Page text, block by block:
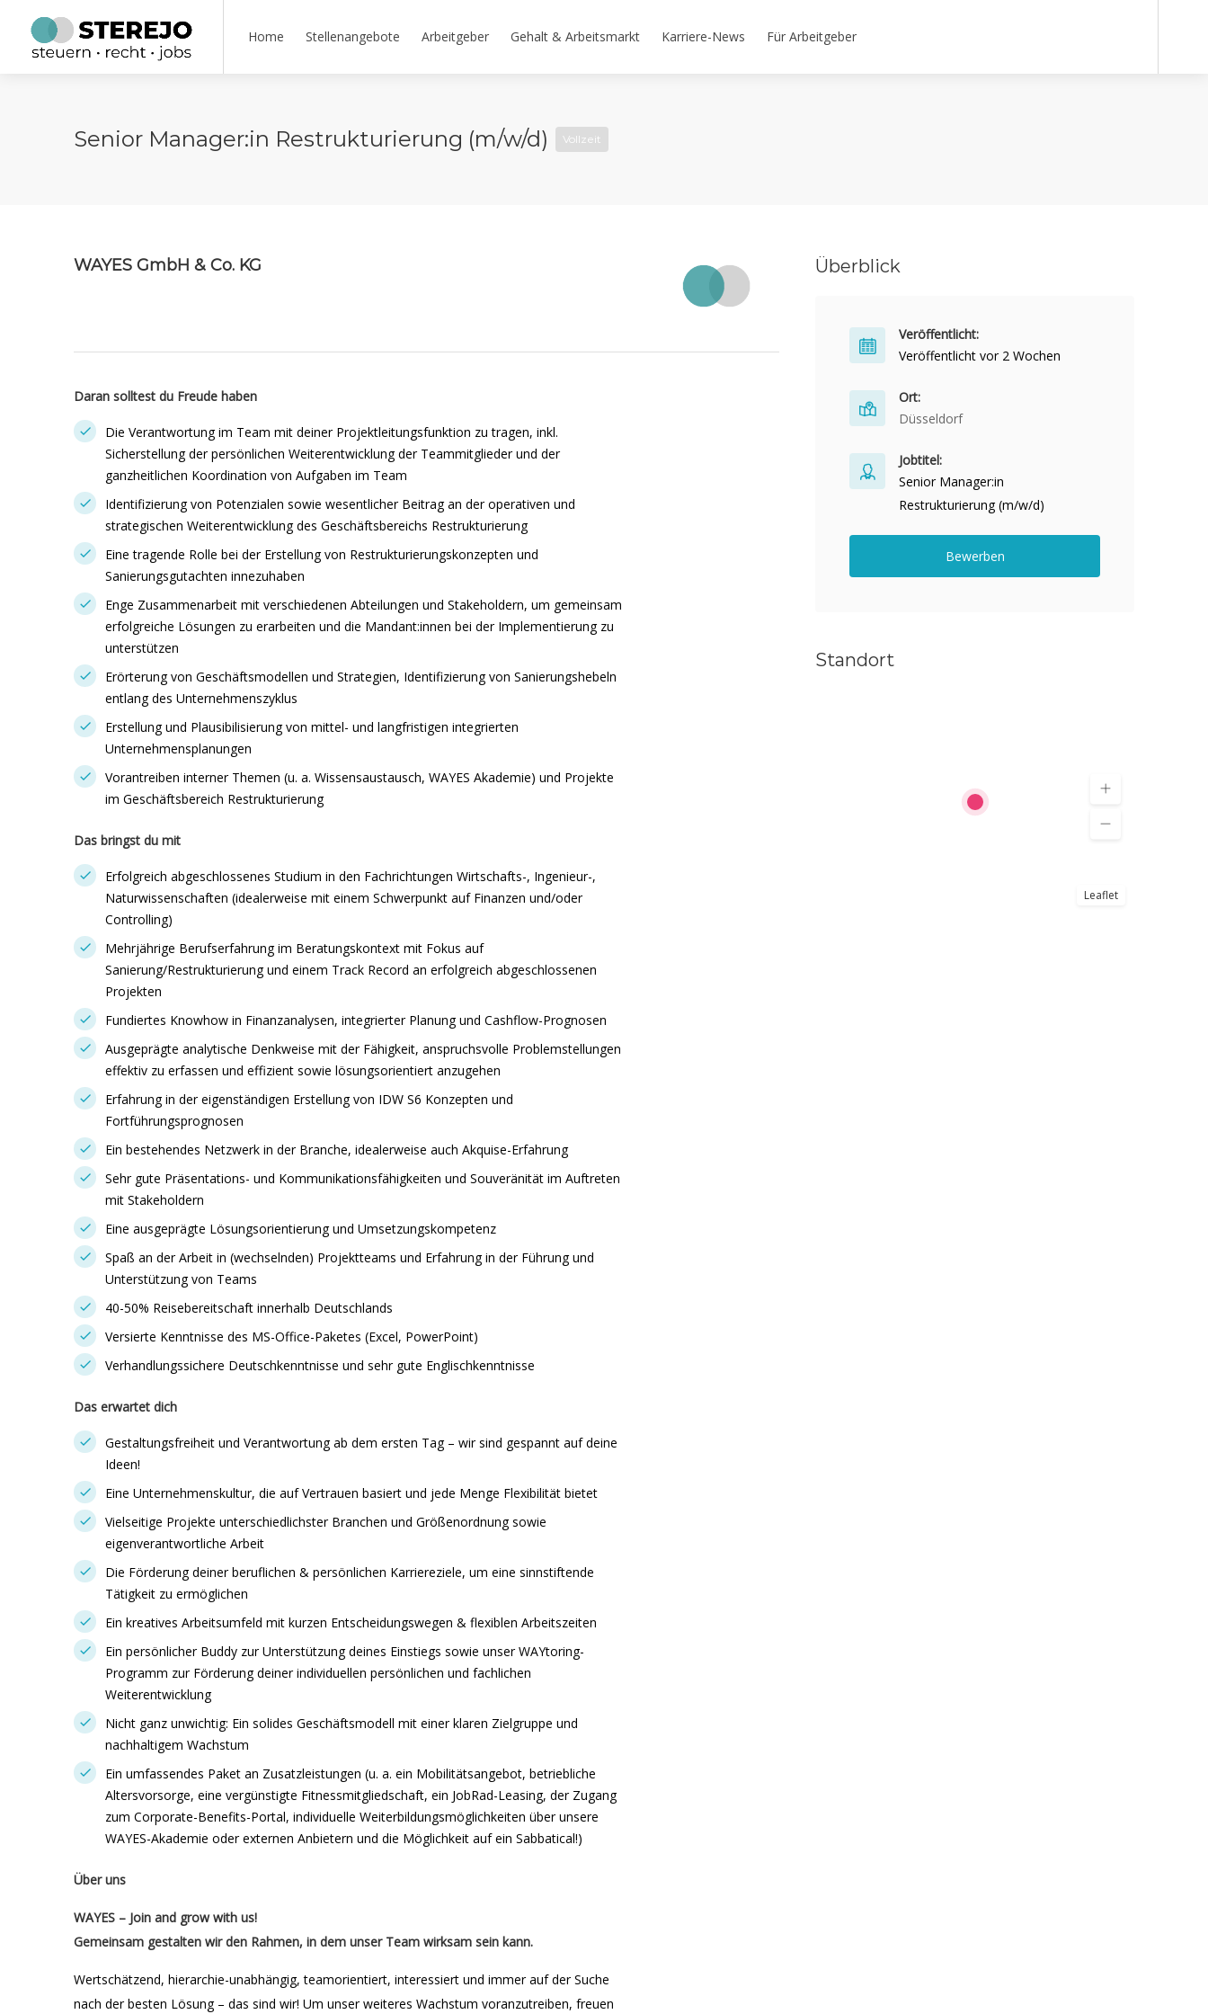
Home Stellenangebote Arbeitgeber Gehalt & Arbeitsmarkt Karriere-News Für Arbeitgeber
Senior Manager:in Restrukturierung (m/w/d) Vollzeit
WAYES GmbH & Co. KG
Daran solltest du Freude haben
Die Verantwortung im Team mit deiner Projektleitungsfunktion zu tragen, inkl.
Sicherstellung der persönlichen Weiterentwicklung der Teammitglieder und der
ganzheitlichen Koordination von Aufgaben im Team
Identifizierung von Potenzialen sowie wesentlicher Beitrag an der operativen und
strategischen Weiterentwicklung des Geschäftsbereichs Restrukturierung
Eine tragende Rolle bei der Erstellung von Restrukturierungskonzepten und
Sanierungsgutachten innezuhaben
Enge Zusammenarbeit mit verschiedenen Abteilungen und Stakeholdern, um gemeinsam
erfolgreiche Lösungen zu erarbeiten und die Mandant:innen bei der Implementierung zu
unterstützen
Erörterung von Geschäftsmodellen und Strategien, Identifizierung von Sanierungshebeln
entlang des Unternehmenszyklus
Erstellung und Plausibilisierung von mittel- und langfristigen integrierten
Unternehmensplanungen
Vorantreiben interner Themen (u. a. Wissensaustausch, WAYES Akademie) und Projekte
im Geschäftsbereich Restrukturierung
Das bringst du mit
Erfolgreich abgeschlossenes Studium in den Fachrichtungen Wirtschafts-, Ingenieur-,
Naturwissenschaften (idealerweise mit einem Schwerpunkt auf Finanzen und/oder
Controlling)
Mehrjährige Berufserfahrung im Beratungskontext mit Fokus auf
Sanierung/Restrukturierung und einem Track Record an erfolgreich abgeschlossenen
Projekten
Fundiertes Knowhow in Finanzanalysen, integrierter Planung und Cashflow-Prognosen
Ausgeprägte analytische Denkweise mit der Fähigkeit, anspruchsvolle Problemstellungen
effektiv zu erfassen und effizient sowie lösungsorientiert anzugehen
Erfahrung in der eigenständigen Erstellung von IDW S6 Konzepten und
Fortführungsprognosen
Ein bestehendes Netzwerk in der Branche, idealerweise auch Akquise-Erfahrung
Sehr gute Präsentations- und Kommunikationsfähigkeiten und Souveränität im Auftreten
mit Stakeholdern
Eine ausgeprägte Lösungsorientierung und Umsetzungskompetenz
Spaß an der Arbeit in (wechselnden) Projektteams und Erfahrung in der Führung und
Unterstützung von Teams
40-50% Reisebereitschaft innerhalb Deutschlands
Versierte Kenntnisse des MS-Office-Paketes (Excel, PowerPoint)
Verhandlungssichere Deutschkenntnisse und sehr gute Englischkenntnisse
Das erwartet dich
Gestaltungsfreiheit und Verantwortung ab dem ersten Tag – wir sind gespannt auf deine
Ideen!
Eine Unternehmenskultur, die auf Vertrauen basiert und jede Menge Flexibilität bietet
Vielseitige Projekte unterschiedlichster Branchen und Größenordnung sowie
eigenverantwortliche Arbeit
Die Förderung deiner beruflichen & persönlichen Karriereziele, um eine sinnstiftende
Tätigkeit zu ermöglichen
Ein kreatives Arbeitsumfeld mit kurzen Entscheidungswegen & flexiblen Arbeitszeiten
Ein persönlicher Buddy zur Unterstützung deines Einstiegs sowie unser WAYtoring-
Programm zur Förderung deiner individuellen persönlichen und fachlichen
Weiterentwicklung
Nicht ganz unwichtig: Ein solides Geschäftsmodell mit einer klaren Zielgruppe und
nachhaltigem Wachstum
Ein umfassendes Paket an Zusatzleistungen (u. a. ein Mobilitätsangebot, betriebliche
Altersvorsorge, eine vergünstigte Fitnessmitgliedschaft, ein JobRad-Leasing, der Zugang
zum Corporate-Benefits-Portal, individuelle Weiterbildungsmöglichkeiten über unsere
WAYES-Akademie oder externen Anbietern und die Möglichkeit auf ein Sabbatical!)
Über uns
WAYES – Join and grow with us!
Gemeinsam gestalten wir den Rahmen, in dem unser Team wirksam sein kann.
Wertschätzend, hierarchie-unabhängig, teamorientiert, interessiert und immer auf der Suche
nach der besten Lösung – das sind wir! Um unser weiteres Wachstum voranzutreiben, freuen
Überblick
Veröffentlicht:
Veröffentlicht vor 2 Wochen
Ort:
Düsseldorf
Jobtitel:
Senior Manager:in
Restrukturierung (m/w/d)
Bewerben
Standort
Leaflet